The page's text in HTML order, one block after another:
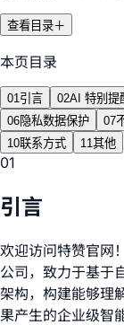
查看目录＋
本页目录
01 引言 02AI 特别提
06隐私数据保护 07
10联系方式 11 其他
01
引言
欢迎访问特赞官网
公司，致力于基于
架构，构建能够理
果产生的企业级智